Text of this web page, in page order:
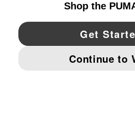
YouTube Twitter Pinterest